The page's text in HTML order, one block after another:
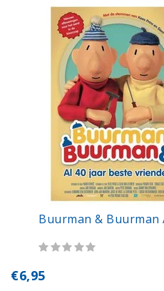
Buurman & Buurman
€6,95